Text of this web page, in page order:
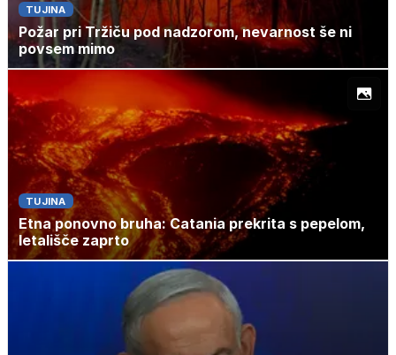
TUJINA
Požar pri Tržiču pod nadzorom, nevarnost še ni
povsem mimo
TUJINA
Etna ponovno bruha: Catania prekrita s pepelom,
letališče zaprto